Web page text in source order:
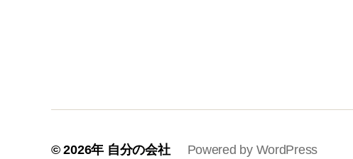
© 2026年 自分の会社 Powered by WordPress